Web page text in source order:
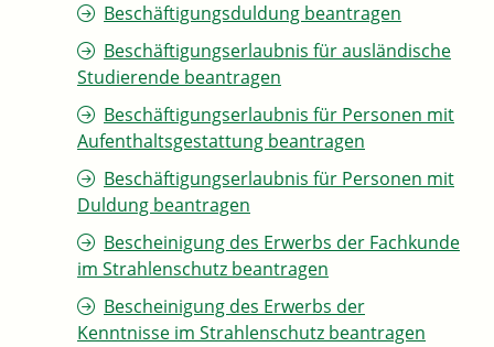
Beschäftigungsduldung beantragen
Beschäftigungserlaubnis für ausländische
Studierende beantragen
Beschäftigungserlaubnis für Personen mit
Aufenthaltsgestattung beantragen
Beschäftigungserlaubnis für Personen mit
Duldung beantragen
Bescheinigung des Erwerbs der Fachkunde
im Strahlenschutz beantragen
Bescheinigung des Erwerbs der
Kenntnisse im Strahlenschutz beantragen